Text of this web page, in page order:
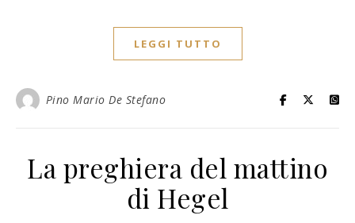
LEGGI TUTTO
Pino Mario De Stefano
La preghiera del mattino
di Hegel